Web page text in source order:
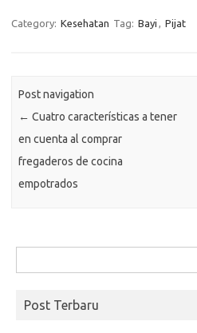
e
o
k
it er at
p
ar
Category: Kesehatan Tag: Bayi , Pijat
Post navigation
← Cuatro características a tener
en cuenta al comprar
fregaderos de cocina
empotrados
untuk:
Post Terbaru